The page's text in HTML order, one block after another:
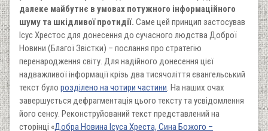
далеке майбутнє в умовах потужного інформаційного
шуму та шкідливої протидії. Саме цей принцип застосував
Ісус Хрестос для донесення до сучасного людства Доброї
Новини (Благої Звістки) – послання про стратегію
перенародження світу. Для надійного донесення цієї
надважливої інформації крізь два тисячоліття євангельський
текст було розділено на чотири частини . На наших очах
завершується дефрагментація цього тексту та усвідомлення
його сенсу. Реконструйований текст представлений на
сторінці «Добра Новина Ісуса Хреста, Сина Божого –